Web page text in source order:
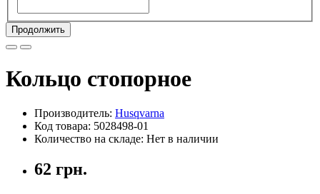
Продолжить
Кольцо стопорное
Производитель: Husqvarna
Код товара: 5028498-01
Количество на складе: Нет в наличии
62 грн.